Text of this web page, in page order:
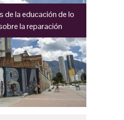
la educación de lo
la reparación